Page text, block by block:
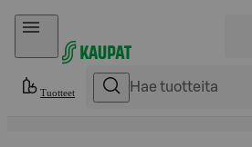
Hyppää sisältöön
Tuotteet